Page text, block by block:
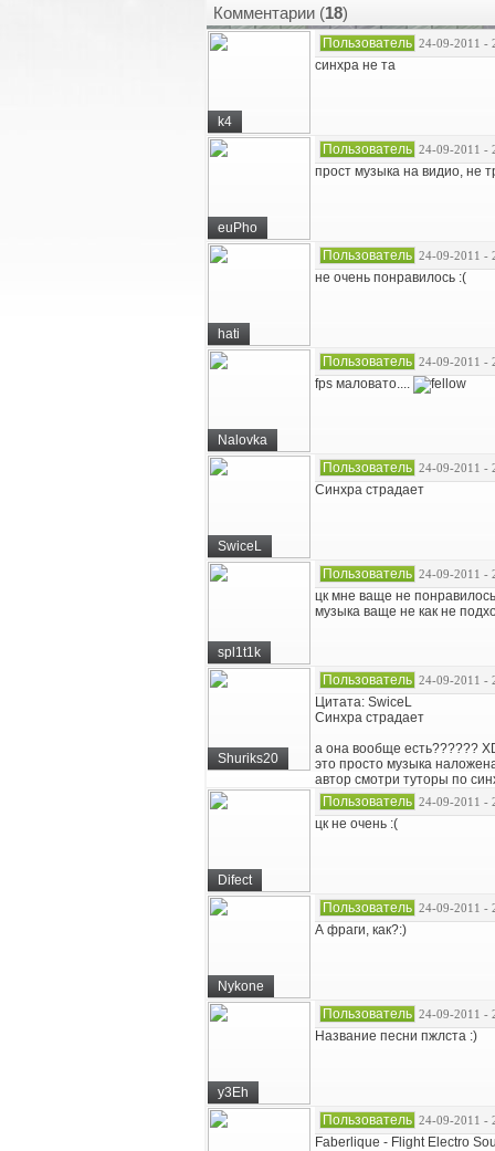
Комментарии (18)
k4
Пользователь 24-09-2011 -
синхра не та
euPho
Пользователь 24-09-2011 -
прост музыка на видио, не
hati
Пользователь 24-09-2011 -
не очень понравилось :(
Nalovka
Пользователь 24-09-2011 -
fps маловато....
SwiceL
Пользователь 24-09-2011 -
Синхра страдает
spl1t1k
Пользователь 24-09-2011 -
цк мне ваще не
музыка ваще не как не
Shuriks20
Пользователь 24-09-2011 -
Цитата: SwiceL
Синхра страдает
а она вообще есть??????
это просто музыка
автор смотри туторы по
Difect
Пользователь 24-09-2011 -
цк не очень :(
Nykone
Пользователь 24-09-2011 -
А фраги, как?:)
y3Eh
Пользователь 24-09-2011 -
Название песни пжлста :)
Пользователь 24-09-2011 -
Faberlique - Flight Electro